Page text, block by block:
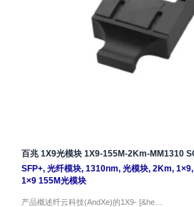
百兆 1X9光模块 1X9-155M-2Km-MM1310
SFP+, 光纤模块, 1310nm, 光模块, 2Km, 1×9,
1×9 155M光模块
产品概述纤云科技(AndXe)的1X9- [&he…